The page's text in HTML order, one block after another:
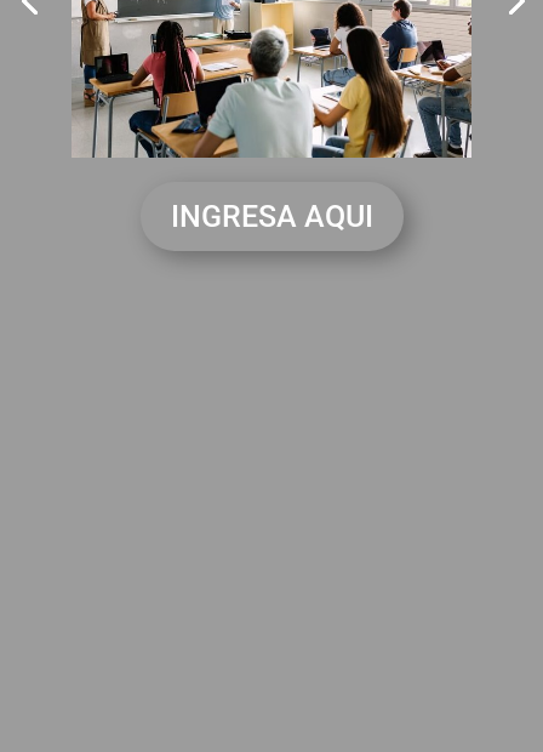
INGRESA AQUI